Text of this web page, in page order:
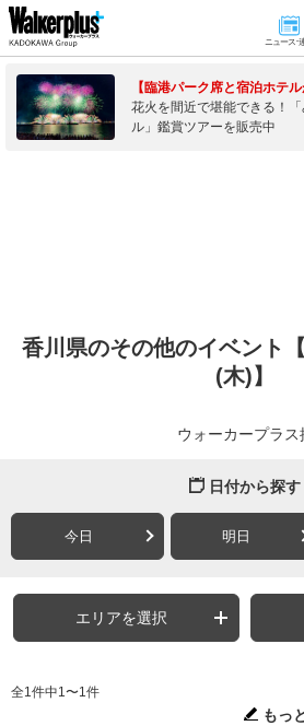
ニュース･
【臨港パーク席と宿泊ホテル
花火を間近で堪能できる！
ル」鑑賞ツアーを販売中
香川県のその他のイベント
(木)】
ウォーカープラ
日付から探す
今日 明日
エリアを選択
全1件中1〜1件
もっ